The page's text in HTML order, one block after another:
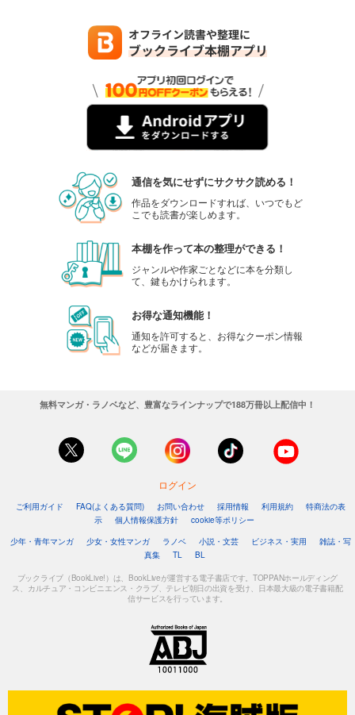
通信を気にせずにサクサク読める！
作品をダウンロードすれば、いつでもど
こでも読書が楽しめます。
本棚を作って本の整理ができる！
ジャンルや作家ごとなどに本を分類し
て、鍵もかけられます。
お得な通知機能！
通知を許可すると、お得なクーポン情報
などが届きます。
無料マンガ・ラノベなど、豊富なラインナップで188万冊以上配信中！
ログイン
ご利用ガイド FAQ(よくある質問) お問い合わせ 採用情報 利用規約
特商法の表
示
個人情報保護方針
cookie等ポリシー
少年・青年マンガ
少女・女性マンガ ラノベ 小説・文芸 ビジネス・実用
雑誌・写
真集
TL BL
ブックライブ（BookLive!）は、BookLiveが運営する電子書店です。TOPPANホールディング
ス、カルチュア・コンビニエンス・クラブ、テレビ朝日の出資を受け、日本最大級の電子書籍配
信サービスを行っています。